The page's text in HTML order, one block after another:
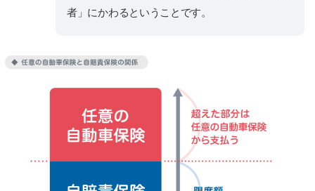
者」にかわるということです。